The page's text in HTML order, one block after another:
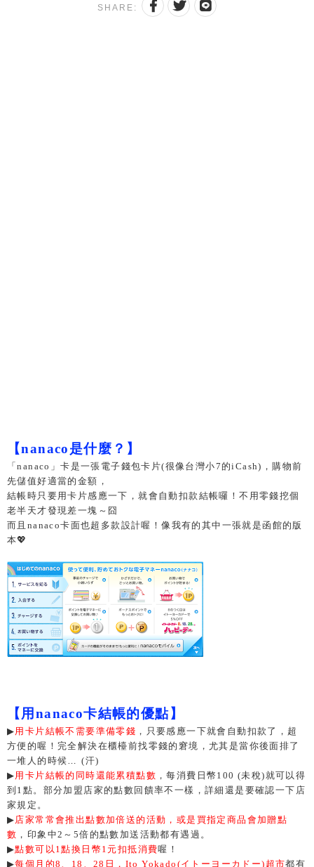
SHARE:
【nanaco是什麼？】
「nanaco」卡是一張電子錢包卡片(很像台灣小7的iCash)，購物前
先儲值好適當的金額，
結帳時只要用卡片感應一下，就會自動扣款結帳囉！不用零錢挖個
老半天才發現差一塊～囧
而且nanaco卡面也超多款設計喔！像我有的其中一張就是函館的版
本💖
【用nanaco卡結帳的優點】
▶用卡片結帳不需要準備零錢 ， 只要感應一下就會自動扣款了，超
方便的喔 ！完全解決在櫃檯前找零錢的窘境，尤其是當你後面排了
一堆人的時候…(汗)
▶用卡片結帳的同時還能累積點數 ，每消費日幣100 (未稅)就可以得
到1點。部分加盟店家的點數回饋率不一樣，詳細還是要確認一下店
家規定。
▶店家常常會推出點數加倍送的活動，或是買指定商品會加贈點
數 ，印象中2～5倍的點數加送活動都有遇過。
▶點數可以1點換日幣1元扣抵消費喔！
▶每個月的8、18、28日，Ito Yokado (イトーヨーカドー) 超市都有